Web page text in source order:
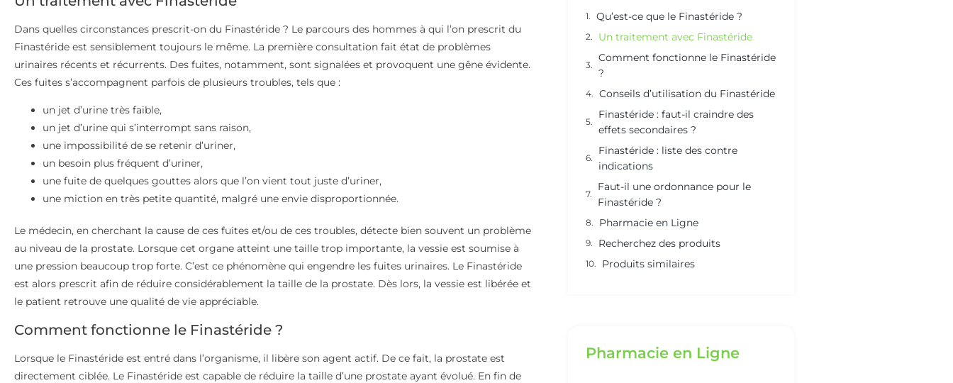
Dans quelles circonstances prescrit-on du Finastéride ? Le parcours des hommes à qui l’on prescrit du
Finastéride est sensiblement toujours le même. La première consultation fait état de problèmes
urinaires récents et récurrents. Des fuites, notamment, sont signalées et provoquent une gêne évidente.
Ces fuites s’accompagnent parfois de plusieurs troubles, tels que :
un jet d’urine très faible,
un jet d’urine qui s’interrompt sans raison,
une impossibilité de se retenir d’uriner,
un besoin plus fréquent d’uriner,
une fuite de quelques gouttes alors que l’on vient tout juste d’uriner,
une miction en très petite quantité, malgré une envie disproportionnée.
Le médecin, en cherchant la cause de ces fuites et/ou de ces troubles, détecte bien souvent un problème
au niveau de la prostate. Lorsque cet organe atteint une taille trop importante, la vessie est soumise à
une pression beaucoup trop forte. C’est ce phénomène qui engendre les fuites urinaires. Le Finastéride
est alors prescrit afin de réduire considérablement la taille de la prostate. Dès lors, la vessie est libérée et
le patient retrouve une qualité de vie appréciable.
Comment fonctionne le Finastéride ?
Lorsque le Finastéride est entré dans l’organisme, il libère son agent actif. De ce fait, la prostate est
directement ciblée. Le Finastéride est capable de réduire la taille d’une prostate ayant évolué. En fin de
Qu’est-ce que le Finastéride ?
Un traitement avec Finastéride
Comment fonctionne le Finastéride
?
Conseils d’utilisation du Finastéride
Finastéride : faut-il craindre des
effets secondaires ?
Finastéride : liste des contre
indications
Faut-il une ordonnance pour le
Finastéride ?
Pharmacie en Ligne
Recherchez des produits
Produits similaires
Pharmacie en Ligne